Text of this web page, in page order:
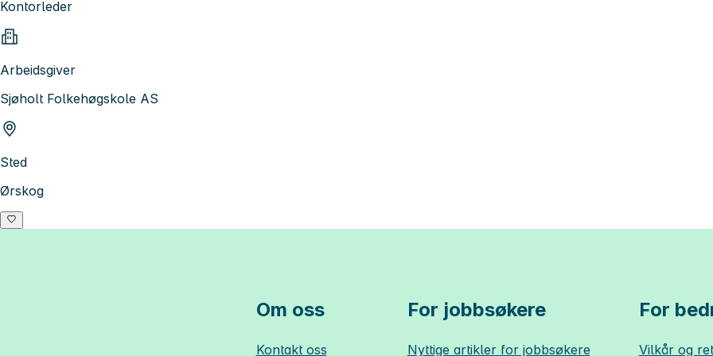
Kontorleder
Arbeidsgiver
Sjøholt Folkehøgskole AS
Sted
Ørskog
Om oss
Kontakt oss
For jobbsøkere
Nyttige artikler for jobbsøkere
For
Vilkår og